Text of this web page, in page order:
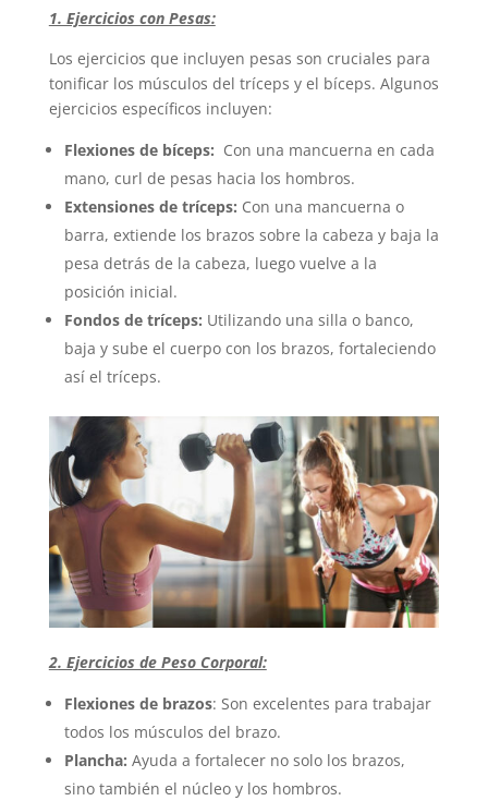
1. Ejercicios con Pesas:
Los ejercicios que incluyen pesas son cruciales para
tonificar los músculos del tríceps y el bíceps. Algunos
ejercicios específicos incluyen:
Flexiones de bíceps: Con una mancuerna en cada
mano, curl de pesas hacia los hombros.
Extensiones de tríceps: Con una mancuerna o
barra, extiende los brazos sobre la cabeza y baja la
pesa detrás de la cabeza, luego vuelve a la
posición inicial.
Fondos de tríceps: Utilizando una silla o banco,
baja y sube el cuerpo con los brazos, fortaleciendo
así el tríceps.
2. Ejercicios de Peso Corporal:
Flexiones de brazos: Son excelentes para trabajar
todos los músculos del brazo.
Plancha: Ayuda a fortalecer no solo los brazos,
sino también el núcleo y los hombros.